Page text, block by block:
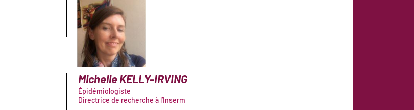
MichelleKELLY-IRVING
Épidémiologiste
Directrice de recherche à l’Inserm